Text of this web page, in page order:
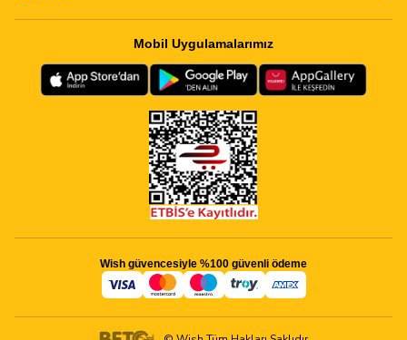
Mobil Uygulamalarımız
Wish güvencesiyle %100 güvenli ödeme